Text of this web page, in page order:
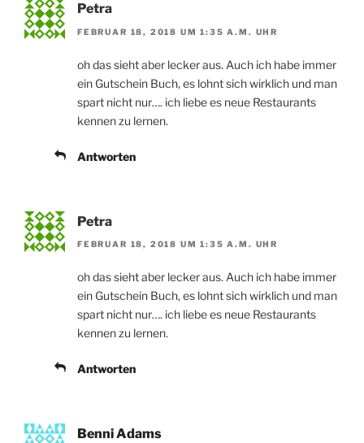
Petra
FEBRUAR 18, 2018 UM 1:35 A.M. UHR
oh das sieht aber lecker aus. Auch ich habe immer
ein Gutschein Buch, es lohnt sich wirklich und man
spart nicht nur…. ich liebe es neue Restaurants
kennen zu lernen.
Antworten
Petra
FEBRUAR 18, 2018 UM 1:35 A.M. UHR
oh das sieht aber lecker aus. Auch ich habe immer
ein Gutschein Buch, es lohnt sich wirklich und man
spart nicht nur…. ich liebe es neue Restaurants
kennen zu lernen.
Antworten
Benni Adams